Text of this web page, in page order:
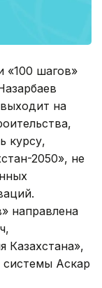
«100 шагов»
на
курсу,
2050», не
направлена
Казахстана»,
Аскар